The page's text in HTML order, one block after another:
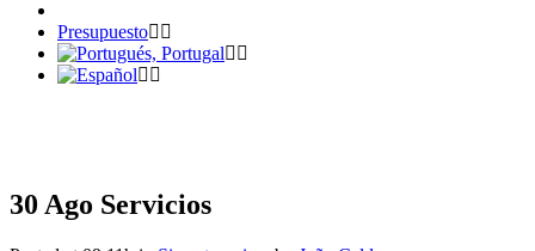
Presupuesto
30 Ago Servicios